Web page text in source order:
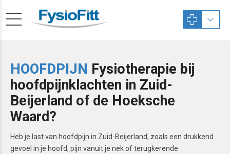
HOOFDPIJN Fysiotherapie bij
hoofdpijnklachten in Zuid-
Beijerland of de Hoeksche
Waard?
Heb je last van hoofdpijn in Zuid-Beijerland, zoals een drukkend
gevoel in je hoofd, pijn vanuit je nek of terugkerende